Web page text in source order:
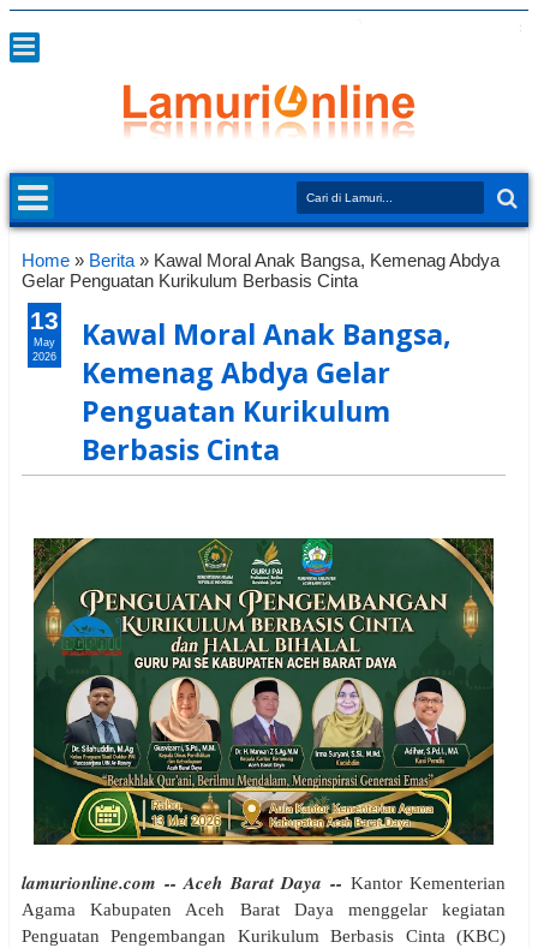
Home » Berita » Kawal Moral Anak Bangsa, Kemenag Abdya
Gelar Penguatan Kurikulum Berbasis Cinta
Kawal Moral Anak Bangsa,
Kemenag Abdya Gelar
Penguatan Kurikulum
Berbasis Cinta
lamurionline.com -- Aceh Barat Daya -- Kantor Kementerian
Agama Kabupaten Aceh Barat Daya menggelar kegiatan
Penguatan Pengembangan Kurikulum Berbasis Cinta (KBC)
13
May
2026